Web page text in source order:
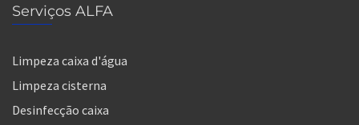
Serviços ALFA
Limpeza caixa d'água
Limpeza cisterna
Desinfecção caixa